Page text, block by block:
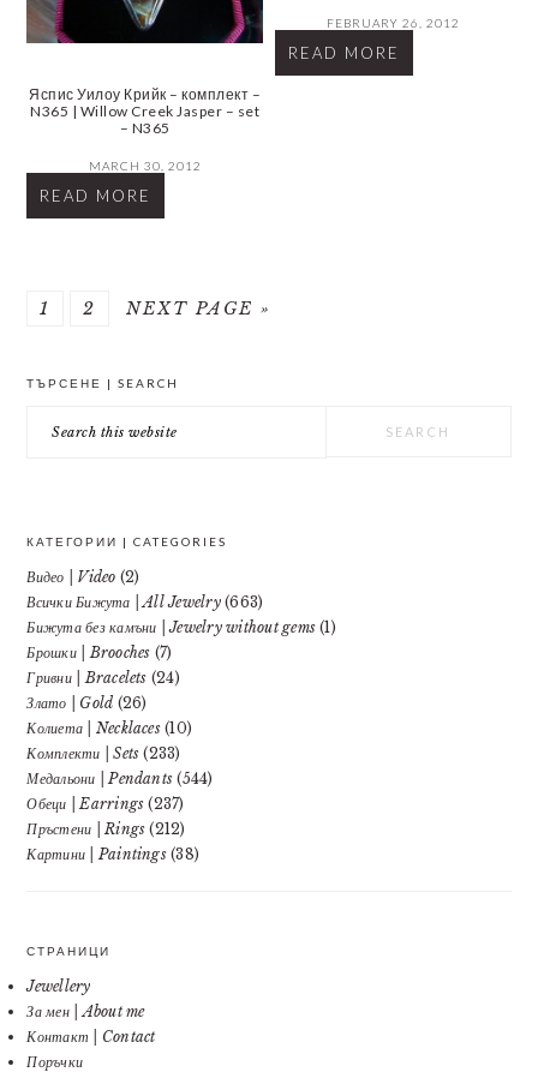
Яспис Уилоу Крийк – комплект –
N365 | Willow Creek Jasper – set
– N365
MARCH 30, 2012
READ MORE
FEBRUARY 26, 2012
READ MORE
PAGE
1 PAGE
2
GO
NEXT PAGE »
ТЪРСЕНЕ | SEARCH
this
КАТЕГОРИИ | CATEGORIES
Видео | Video (2)
Всички Бижута | All Jewelry(663)
Бижута без камъни | Jewelry without gems (1)
Брошки | Brooches (7)
Гривни | Bracelets (24)
Злато | Gold (26)
Колиета | Necklaces(10)
Комплекти | Sets (233)
Медальони | Pendants (544)
Обеци | Earrings (237)
Пръстени | Rings (212)
Картини | Paintings(38)
СТРАНИЦИ
Jewellery
За мен | About me
Контакт | Contact
Поръчки